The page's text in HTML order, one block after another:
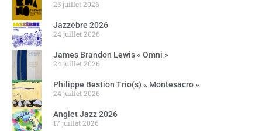
25 juillet 2026
Jazzèbre 2026
24 juillet 2026
James Brandon Lewis « Omni »
24 juillet 2026
Philippe Bestion Trio(s) « Montesacro »
24 juillet 2026
Anglet Jazz 2026
17 juillet 2026